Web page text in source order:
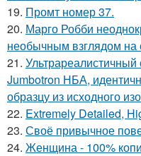
19. Промт номер 37.
20. Марго Робби
необычным взглядом на
21.
Jumbotron НБА,
образцу из исходного
22. Extremely Detailed,
23. Своё привычное
24. Женщина - 100%